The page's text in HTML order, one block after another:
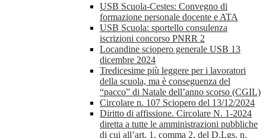
USB Scuola-Cestes: Convegno di
formazione personale docente e ATA
USB Scuola: sportello consulenza
iscrizioni concorso PNRR 2
Locandine sciopero generale USB 13
dicembre 2024
Tredicesime più leggere per i lavoratori
della scuola, ma è conseguenza del
“pacco” di Natale dell’anno scorso (CGIL)
Circolare n. 107 Sciopero del 13/12/2024
Diritto di affissione. Circolare N. 1-2024
diretta a tutte le amministrazioni pubbliche
di cui all’art. 1, comma 2, del D.Lgs. n.